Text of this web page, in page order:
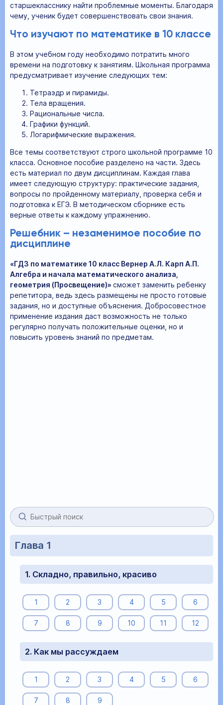
старшекласснику найти проблемные моменты. Благодаря
чему, ученик будет совершенствовать свои знания.
Что изучают по математике в 10 классе
В этом учебном году необходимо потратить много
времени на подготовку к занятиям. Школьная программа
предусматривает изучение следующих тем:
Тетраэдр и пирамиды.
Тела вращения.
Рациональные числа.
Графики функций.
Логарифмические выражения.
Все темы соответствуют строго школьной программе 10
класса. Основное пособие разделено на части. Здесь
есть материал по двум дисциплинам. Каждая глава
имеет следующую структуру: практические задания,
вопросы по пройденному материалу, проверка себя и
подготовка к ЕГЭ. В методическом сборнике есть
верные ответы к каждому упражнению.
Решебник – незаменимое пособие по
дисциплине
«ГДЗ по математике 10 класс Вернер А.Л. Карп А.П.
Алгебра и начала математического анализа,
геометрия (Просвещение)» сможет заменить ребенку
репетитора, ведь здесь размещены не просто готовые
задания, но и доступные объяснения. Добросовестное
применение издания даст возможность не только
регулярно получать положительные оценки, но и
повысить уровень знаний по предметам.
Глава 1
1. Складно, правильно, красиво
1 2 3 4 5 6
7 8 9 10 11 12
2. Как мы рассуждаем
1 2 3 4 5 6
7 8 9